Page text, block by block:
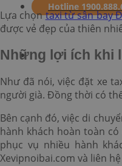
Hotline
Lựa chọntaxi từ sân bay
được vẻ đẹp của thiên
Những lợi ích khi
Như đã nói, việc đặt xe
người già. Đồng thời có
Bên cạnh đó, việc di
hành khách hoàn toàn
phục vụ nhiều hành
Xevipnoibai.com và liên